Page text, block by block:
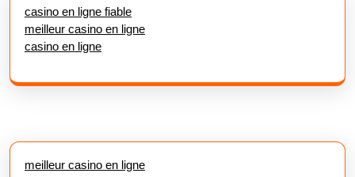
casino en ligne fiable
meilleur casino en ligne
casino en ligne
meilleur casino en ligne